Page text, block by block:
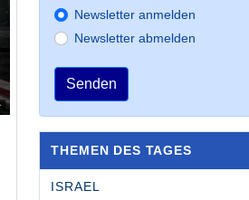
Newsletter anmelden
Newsletter abmelden
Senden
THEMEN DES TAGES
ISRAEL